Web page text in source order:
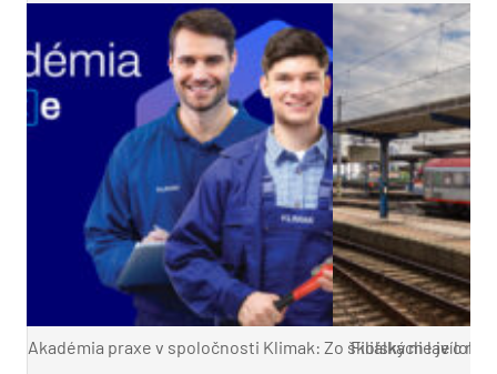
Akadémia praxe v spoločnosti Klimak: Zo školských lavíc
Filiálka nie je